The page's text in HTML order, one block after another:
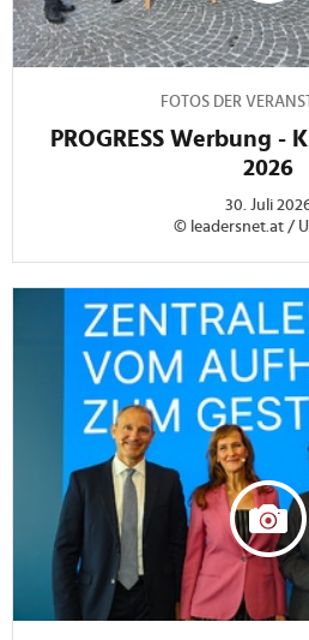
FOTOS DER
PROGRESS Werbung
2026
30. Juli
© leadersnet.at /